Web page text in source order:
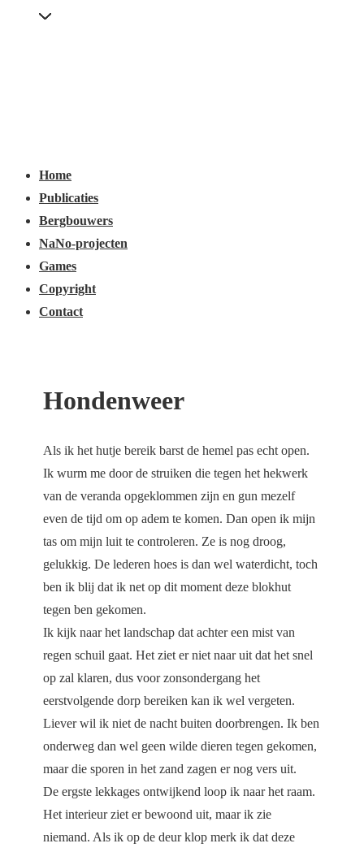
Secondary
Navigation
Home
Publicaties
Bergbouwers
NaNo-projecten
Games
Copyright
Contact
Hondenweer
Als ik het hutje bereik barst de hemel pas echt open.
Ik wurm me door de struiken die tegen het hekwerk
van de veranda opgeklommen zijn en gun mezelf
even de tijd om op adem te komen. Dan open ik mijn
tas om mijn luit te controleren. Ze is nog droog,
gelukkig. De lederen hoes is dan wel waterdicht, toch
ben ik blij dat ik net op dit moment deze blokhut
tegen ben gekomen.
Ik kijk naar het landschap dat achter een mist van
regen schuil gaat. Het ziet er niet naar uit dat het snel
op zal klaren, dus voor zonsondergang het
eerstvolgende dorp bereiken kan ik wel vergeten.
Liever wil ik niet de nacht buiten doorbrengen. Ik ben
onderweg dan wel geen wilde dieren tegen gekomen,
maar die sporen in het zand zagen er nog vers uit.
De ergste lekkages ontwijkend loop ik naar het raam.
Het interieur ziet er bewoond uit, maar ik zie
niemand. Als ik op de deur klop merk ik dat deze